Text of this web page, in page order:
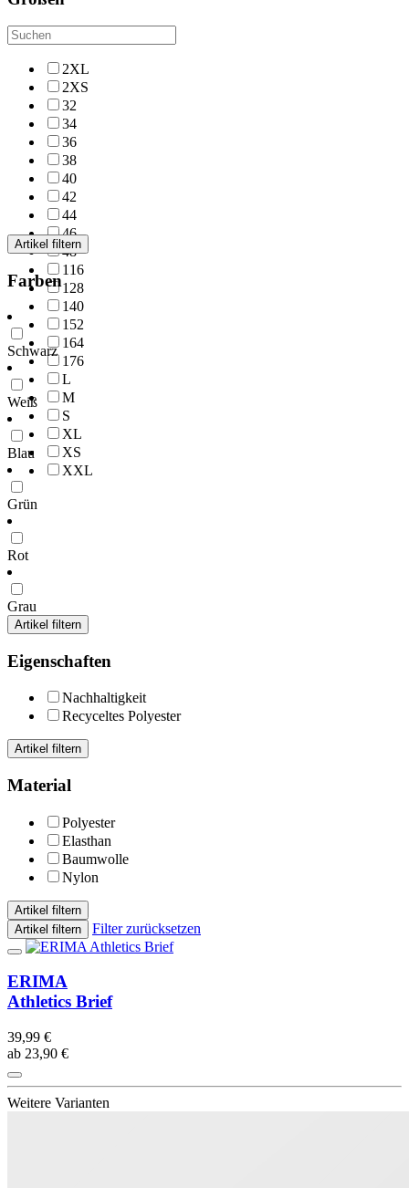
2XL
2XS
32
34
36
38
40
42
44
46
48
116
128
140
152
164
176
L
M
S
XL
XS
XXL
Artikel filtern
Farben
Schwarz
Weiß
Blau
Grün
Rot
Grau
Artikel filtern
Eigenschaften
Nachhaltigkeit
Recyceltes Polyester
Artikel filtern
Material
Polyester
Elasthan
Baumwolle
Nylon
Artikel filtern
Artikel filtern
Filter zurücksetzen
ERIMA
Athletics Brief
39,99 €
ab 23,90 €
Weitere Varianten